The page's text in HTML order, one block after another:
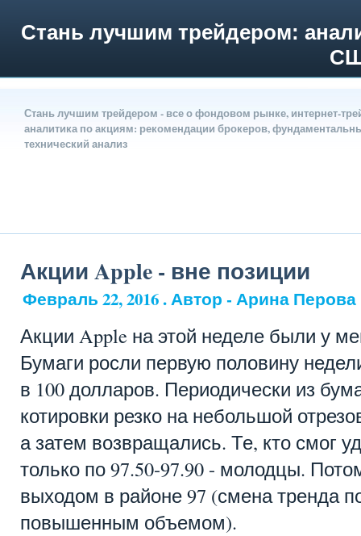
Стань лучшим трейдером:
Стань лучшим трейдером - все о фондовом рынке, интернет-
аналитика по акциям: рекомендации брокеров,
технический анализ
Акции Apple - вне позиции
Февраль 22, 2016 . Автор - Арина Перова
Акции Apple на этой неделе были у
Бумаги росли первую половину
в 100 долларов. Периодически из
котировки резко на небольшой
а затем возвращались. Те, кто смог
только по 97.50-97.90 - молодцы.
выходом в районе 97 (смена тренда
повышенным объемом).